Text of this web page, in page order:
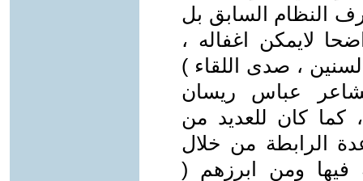
النظام السابق بل
لايمكن اغفاله ،
، صدى اللقاء )
عباس ريسان
كما كان للعديد من
الرابطة من خلال
فيها ومن ابرزهم (